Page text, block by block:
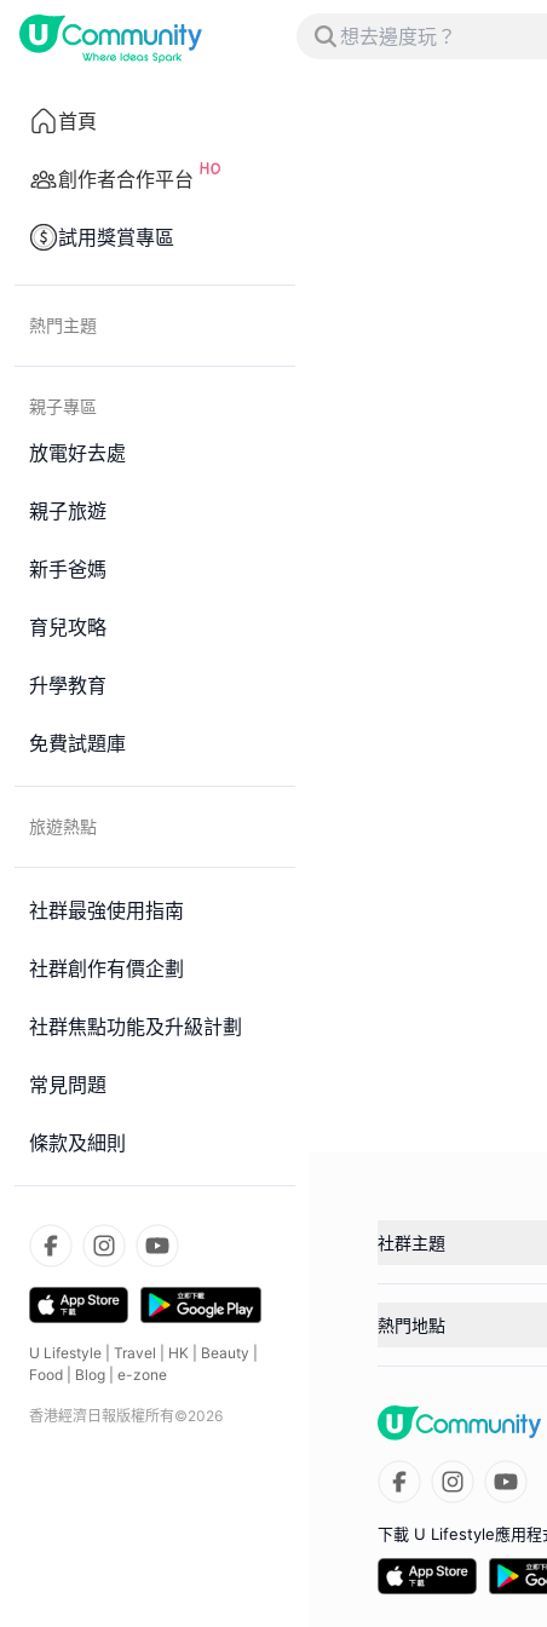
首頁
創作者合作平台
試用獎賞專區
熱門主題
親子專區
放電好去處
親子旅遊
新手爸媽
育兒攻略
升學教育
免費試題庫
旅遊熱點
社群最強使用指南
社群創作有價企劃
社群焦點功能及升級計劃
常見問題
條款及細則
U Lifestyle Travel HK Beauty
Food
Blog e-zone
香港經濟日報版權所有©2026
社群主題
熱門地點
下載 U Lifestyle應用程